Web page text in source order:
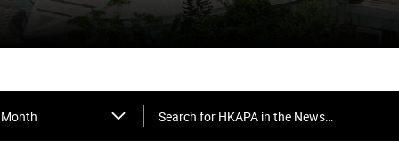
Month
Search for HKAPA in the News…